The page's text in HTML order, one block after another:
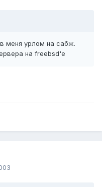
меня урлом на сабж.
на freebsd'е